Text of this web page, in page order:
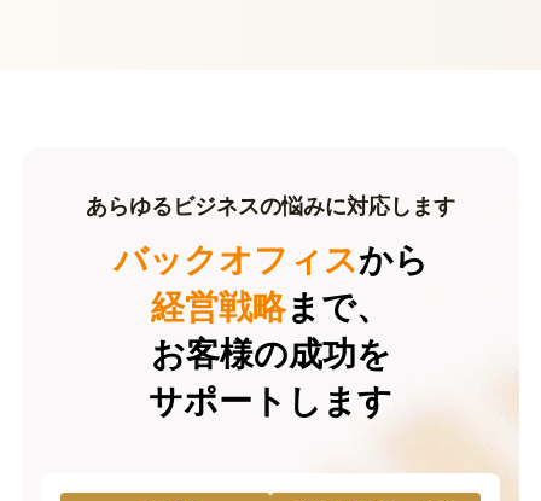
あらゆるビジネスの悩みに対応します
バックオフィスから
経営戦略まで、
お客様の成功を
サポートします